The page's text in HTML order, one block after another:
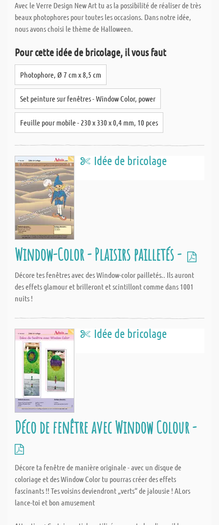
Avec le Verre Design New Art tu as la possibilité de réaliser de très
beaux photophores pour toutes les occasions. Dans notre idée,
nous avons choisi le thème de Halloween.
Pour cette idée de bricolage, il vous faut
Photophore, Ø 7 cm x 8,5 cm
Set peinture sur fenêtres - Window Color, power
Feuille pour mobile - 230 x 330 x 0,4 mm, 10 pces
Idée de bricolage
Window-Color - Plaisirs pailletés -
Décore tes fenêtres avec des Window-color pailletés.. Ils auront
des effets glamour et brilleront et scintillont comme dans 1001
nuits !
Idée de bricolage
Déco de fenêtre avec Window Colour -
Décore ta fenêtre de manière originale - avec un disque de
coloriage et des Window Color tu pourras créer des effets
fascinants !! Tes voisins deviendront „verts“ de jalousie ! ALors
lance-toi et bon amusement